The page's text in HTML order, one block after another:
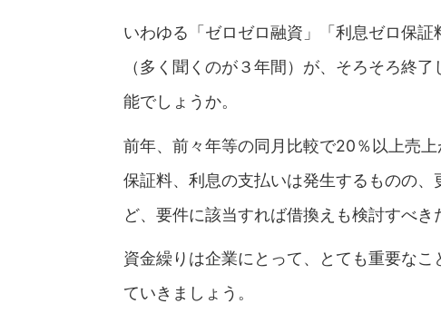
いわゆる「ゼロゼロ融資」「利息ゼロ保
（多く聞くのが３年間）が、そろそろ終
能でしょうか。
前年、前々年等の同月比較で20％以上売
保証料、利息の支払いは発生するものの
ど、要件に該当すれば借換えも検討すべき
資金繰りは企業にとって、とても重要な
ていきましょう。